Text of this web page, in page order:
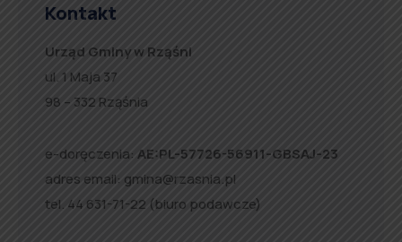
Kontakt
Urząd Gminy w Rząśni
ul. 1 Maja 37
98 – 332 Rząśnia
e-doręczenia: AE:PL-57726-56911-GBSAJ-23
adres email: gmina@rzasnia.pl
tel. 44 631-71-22 (biuro podawcze)